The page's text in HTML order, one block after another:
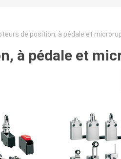
de position, à pédale et
à pédale et